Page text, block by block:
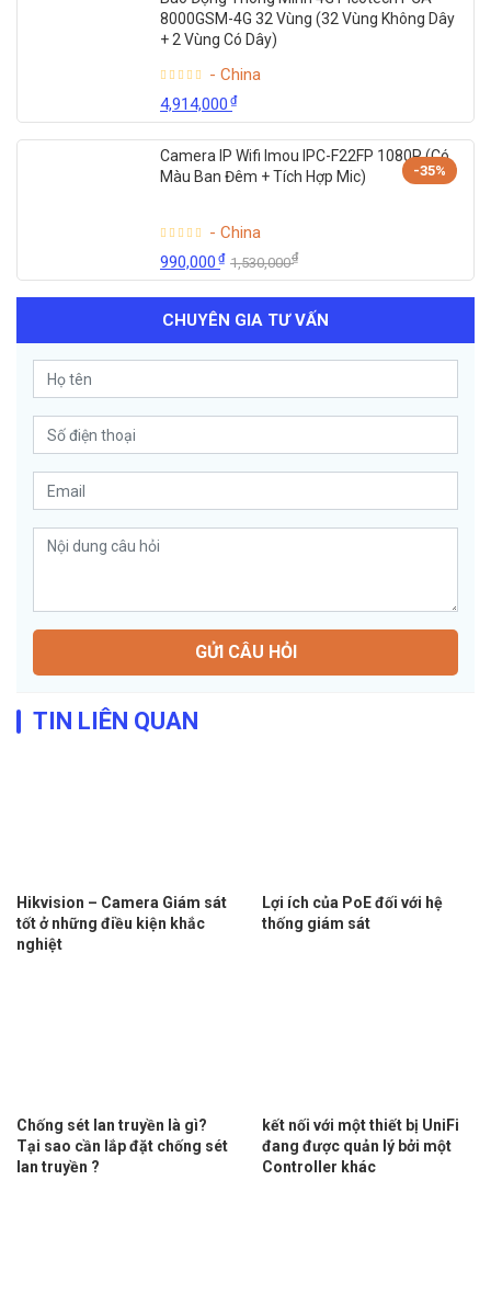
8000GSM-4G 32 Vùng (32 Vùng Không Dây
+ 2 Vùng Có Dây)
- China
4,914,000₫
-35%
Camera IP Wifi Imou IPC-F22FP 1080P (Có
Màu Ban Đêm + Tích Hợp Mic)
- China
990,000₫ 1,530,000₫
CHUYÊN GIA TƯ VẤN
GỬI CÂU HỎI
TIN LIÊN QUAN
Hikvision – Camera Giám sát
tốt ở những điều kiện khắc
nghiệt
Lợi ích của PoE đối với hệ
thống giám sát
Chống sét lan truyền là gì?
Tại sao cần lắp đặt chống sét
lan truyền ?
kết nối với một thiết bị UniFi
đang được quản lý bởi một
Controller khác